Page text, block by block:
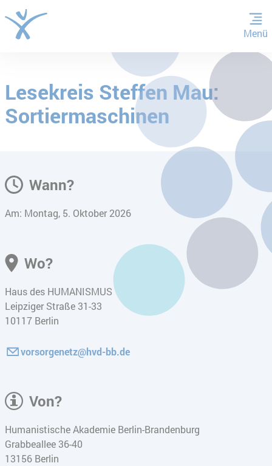
ZUM HAUPTINHALT SPRINGEN
ZUR SUCHE SPRINGEN
Menü
Lesekreis Steffen Mau:
Sortiermaschinen
Wann?
Am: Montag, 5. Oktober 2026
Wo?
Haus des HUMANISMUS
Leipziger Straße 31-33
10117 Berlin
vorsorgenetz@hvd-bb.de
Von?
Humanistische Akademie Berlin-Brandenburg
Grabbeallee 36-40
13156 Berlin